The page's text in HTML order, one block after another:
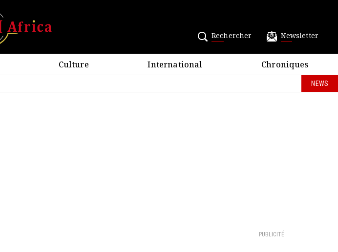
Rechercher Newsletter
Culture International Chroniques
NEWS
PUBLICITÉ